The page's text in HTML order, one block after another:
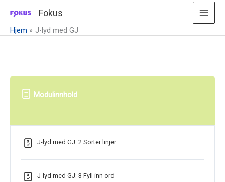
til
Fokus
Hjem J-lyd med GJ
Modulinnhold
J-lyd med GJ: 2 Sorter linjer
J-lyd med GJ: 3 Fyll inn ord